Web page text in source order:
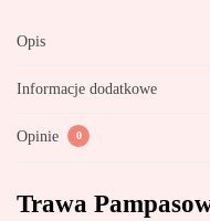
Opis
Informacje dodatkowe
Opinie 0
Trawa